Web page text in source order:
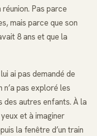
Pas parce
mais parce que son
8 ans et que la
ai pas demandé de
pas exploré les
des autres enfants. À la
et à imaginer
la fenêtre d’un train